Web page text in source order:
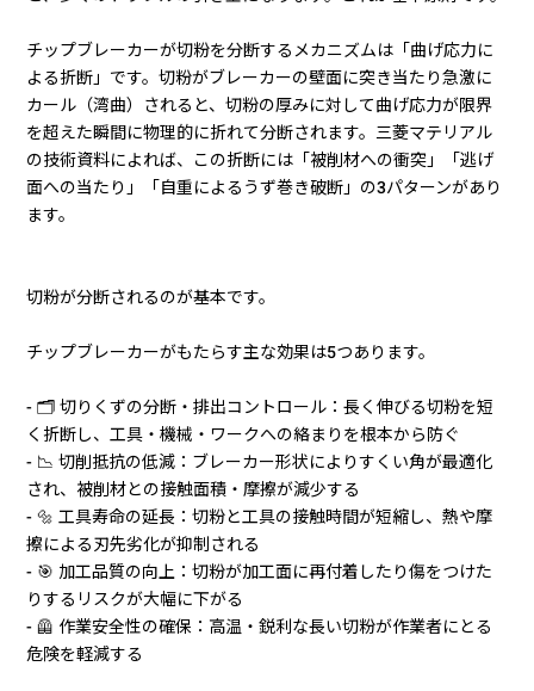
チップブレーカーが切粉を分断するメカニズムは「曲げ応力に
よる折断」です。切粉がブレーカーの壁面に突き当たり急激に
カール（湾曲）されると、切粉の厚みに対して曲げ応力が限界
を超えた瞬間に物理的に折れて分断されます。三菱マテリアル
の技術資料によれば、この折断には「被削材への衝突」「逃げ
面への当たり」「自重によるうず巻き破断」の3パターンがあり
ます。
切粉が分断されるのが基本です。
チップブレーカーがもたらす主な効果は5つあります。
- 🗂️ 切りくずの分断・排出コントロール：長く伸びる切粉を短
く折断し、工具・機械・ワークへの絡まりを根本から防ぐ
- 📉 切削抵抗の低減：ブレーカー形状によりすくい角が最適化
され、被削材との接触面積・摩擦が減少する
- 🔩 工具寿命の延長：切粉と工具の接触時間が短縮し、熱や摩
擦による刃先劣化が抑制される
- 🎯 加工品質の向上：切粉が加工面に再付着したり傷をつけた
りするリスクが大幅に下がる
- 🦺 作業安全性の確保：高温・鋭利な長い切粉が作業者にとる
危険を軽減する